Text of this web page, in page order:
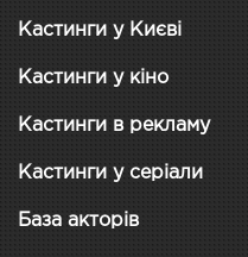
Кастинги у Києві
Кастинги у кіно
Кастинги в рекламу
Кастинги у серіали
База акторів